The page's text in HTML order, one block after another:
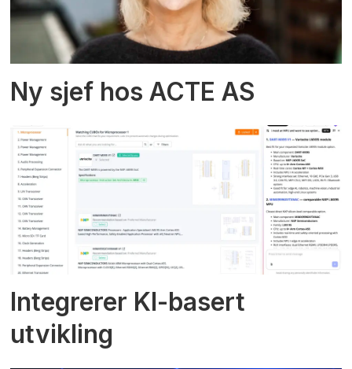
Ny sjef hos ACTE AS
Integrerer KI-basert
utvikling